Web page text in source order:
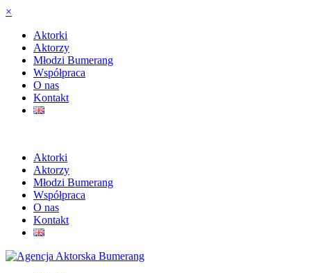
×
Aktorki
Aktorzy
Młodzi Bumerang
Współpraca
O nas
Kontakt
Aktorki
Aktorzy
Młodzi Bumerang
Współpraca
O nas
Kontakt